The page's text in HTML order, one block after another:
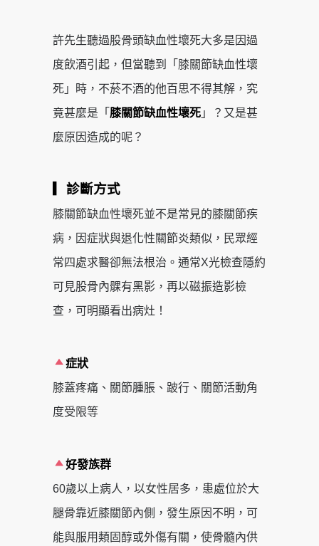
許先生聽過股骨頭缺血性壞死大多是因過
度飲酒引起，但當聽到「膝關節缺血性壞
死」時，不菸不酒的他百思不得其解，究
竟甚麼是「 膝關節缺血性壞死 」？又是甚
麼原因造成的呢？
▎診斷方式
膝關節缺血性壞死並不是常見的膝關節疾
病，因症狀與退化性關節炎類似，民眾經
常四處求醫卻無法根治。通常X光檢查隱約
可見股骨內髁有黑影，再以磁振造影檢
查，可明顯看出病灶！
症狀
膝蓋疼痛、關節腫脹、跛行、關節活動角
度受限等
好發族群
60歲以上病人，以女性居多，患處位於大
腿骨靠近膝關節內側，發生原因不明，可
能與服用類固醇或外傷有關，使骨髓內供